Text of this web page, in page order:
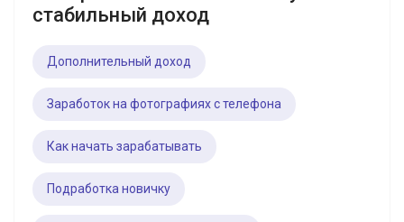
стабильный доход
Дополнительный доход
Заработок на фотографиях с телефона
Как начать зарабатывать
Подработка новичку